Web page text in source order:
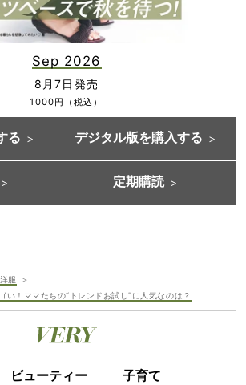
Sep 2026
8月7日発売
1000円（税込）
る デジタル版を購入する
定期購読
洋服
い！ママたちの“トレンドお試し”に人気なのは？
ビューティー 子育て